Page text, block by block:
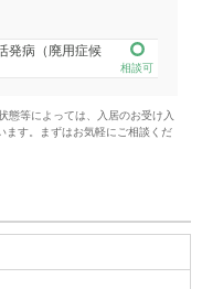
発病（廃用症候
相談可
態等によっては、入居のお受け入
ます。まずはお気軽にご相談くだ